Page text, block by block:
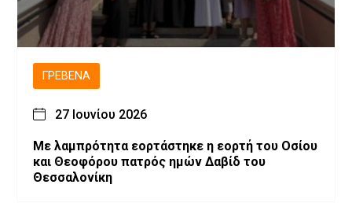
ΓΡΕΒΕΝΆ
27 Ιουνίου 2026
Με λαμπρότητα εορτάστηκε η εορτή του Οσίου
και Θεοφόρου πατρός ημών Δαβίδ του
Θεσσαλονίκη